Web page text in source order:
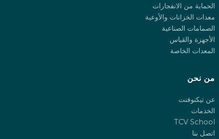
الحماية من الانفجارات
معدات الخزانات والأوعية
الصمامات الصناعية
الأجهزة والقياس
المعدات الخاصة
من نحن
عن تيكنوفنت
الخدمات
TCV School
اتصل بنا